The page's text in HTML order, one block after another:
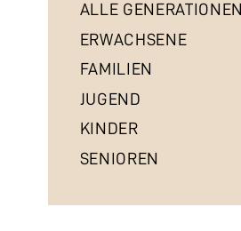
ALLE GENERATIONEN
ERWACHSENE
FAMILIEN
JUGEND
KINDER
SENIOREN